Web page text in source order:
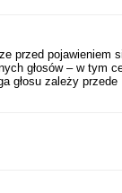
przed pojawieniem
głosów – w tym
głosu zależy przede